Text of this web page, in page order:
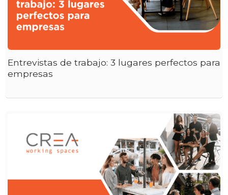
Entrevistas de trabajo: 3 lugares perfectos para
empresas